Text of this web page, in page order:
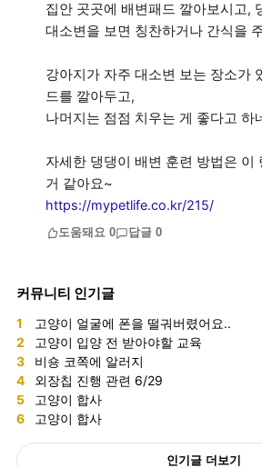
집안 곳곳에 배변패드 깔아보시고,
대소변을 보면 칭찬하거나 간식을
강아지가 자주 대소변 보는 장소가
드를 깔아두고,
나머지는 점점 치우는 게 좋다고 하
자세한 댕댕이 배변 훈련 방법은 이
https://mypetlife.co.kr/215/
도움돼요 0 답글 0
커뮤니티 인기글
1 고양이 얼굴에 폰을 떨궈버렸어요..
2 고양이 입양 전 받아야할 교육
3 비숑 코쪽에 알러지
4 외장칩 진행 관련 6/29
5 고양이 합사
6 고양이 합사
인기글 더보기